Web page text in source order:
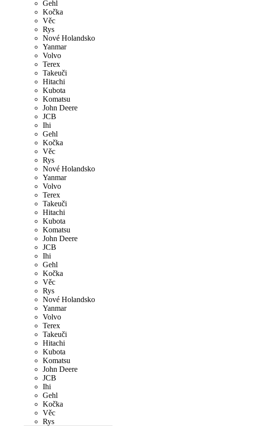
Gehl
Kočka
Věc
Rys
Nové Holandsko
Yanmar
Volvo
Terex
Takeuči
Hitachi
Kubota
Komatsu
John Deere
JCB
Ihi
Gehl
Kočka
Věc
Rys
Nové Holandsko
Yanmar
Volvo
Terex
Takeuči
Hitachi
Kubota
Komatsu
John Deere
JCB
Ihi
Gehl
Kočka
Věc
Rys
Nové Holandsko
Yanmar
Volvo
Terex
Takeuči
Hitachi
Kubota
Komatsu
John Deere
JCB
Ihi
Gehl
Kočka
Věc
Rys